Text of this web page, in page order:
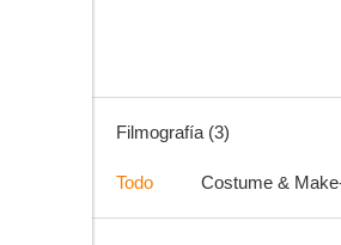
Filmografía (3)
Todo Costume &